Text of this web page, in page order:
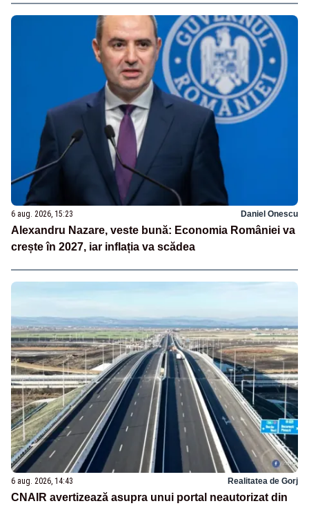
6 aug. 2026, 15:23 Daniel Onescu
Alexandru Nazare, veste bună: Economia României va
crește în 2027, iar inflația va scădea
6 aug. 2026, 14:43 Realitatea de Gorj
CNAIR avertizează asupra unui portal neautorizat din